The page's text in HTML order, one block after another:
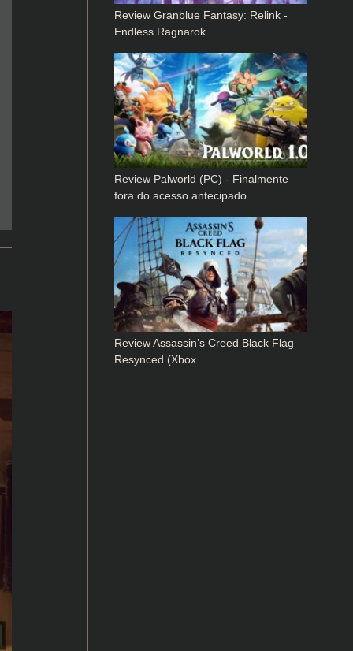
Review Granblue Fantasy: Relink -
Endless Ragnarok…
Review Palworld (PC) - Finalmente
fora do acesso antecipado
Review Assassin’s Creed Black Flag
Resynced (Xbox…